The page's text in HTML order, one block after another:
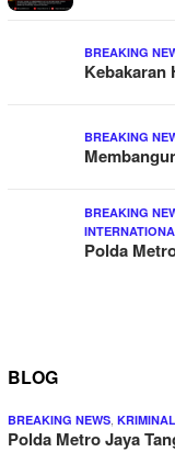
BREAKING
Kebakaran
BREAKING
BREAKING
Polda
BLOG
BREAKING NEWS KRIMINAL
Polda Metro Jaya